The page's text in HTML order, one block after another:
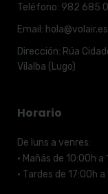
Teléfono: 982 685
Email: hola@volair.es
Dirección: Rúa
Vilalba (Lugo)
Horario
De luns a venres:
· Mañás de 10:00h a
· Tardes de 17:00h